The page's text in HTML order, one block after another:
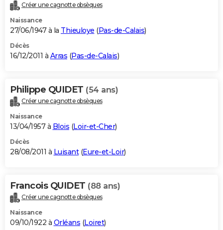
Créer une cagnotte obsèques
Naissance
27/06/1947 à la Thieuloye (Pas-de-Calais)
Décès
16/12/2011 à Arras (Pas-de-Calais)
Philippe QUIDET (54 ans)
Créer une cagnotte obsèques
Naissance
13/04/1957 à Blois (Loir-et-Cher)
Décès
28/08/2011 à Luisant(Eure-et-Loir)
Francois QUIDET (88 ans)
Créer une cagnotte obsèques
Naissance
09/10/1922 à Orléans (Loiret)